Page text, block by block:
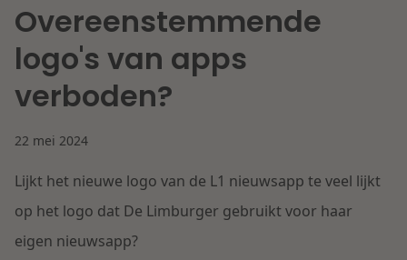
Fiscaal
Arbeid & Pensioen
IE & Innovatie
Lees meer
Dichtbij een toekomstbestendige zorg
Lees meer
Artikelen
Klantcases
Events
Specialisten
Over Dirkzwager
Werken bij
Overeenstemmende
logo's van apps
verboden?
22 mei 2024
Lijkt het nieuwe logo van de L1 nieuwsapp te veel lijkt
op het logo dat De Limburger gebruikt voor haar
eigen nieuwsapp?